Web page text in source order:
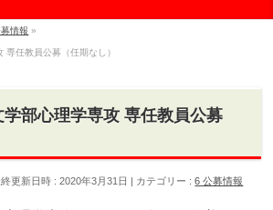
情報 »
専任教員公募（任期なし）
学部心理学専攻 専任教員公募
更新日時 : 2020年3月31日 カテゴリー :6 公募情報